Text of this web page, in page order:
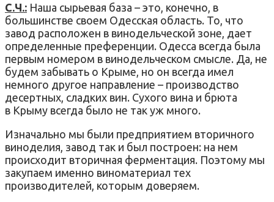
С.Ч.: Наша сырьевая база – это, конечно, в
большинстве своем Одесская область. То, что
завод расположен в винодельческой зоне, дает
определенные преференции. Одесса всегда была
первым номером в винодельческом смысле. Да, не
будем забывать о Крыме, но он всегда имел
немного другое направление – производство
десертных, сладких вин. Сухого вина и брюта
в Крыму всегда было не так уж много.
Изначально мы были предприятием вторичного
виноделия, завод так и был построен: на нем
происходит вторичная ферментация. Поэтому мы
закупаем именно виноматериал тех
производителей, которым доверяем.